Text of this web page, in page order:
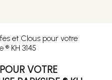
et Clous pour votre
KH 3145
VOTRE